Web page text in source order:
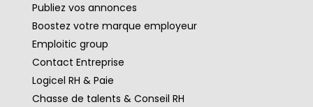
Publiez vos annonces
Boostez votre marque employeur
Emploitic group
Contact Entreprise
Logicel RH & Paie
Chasse de talents & Conseil RH